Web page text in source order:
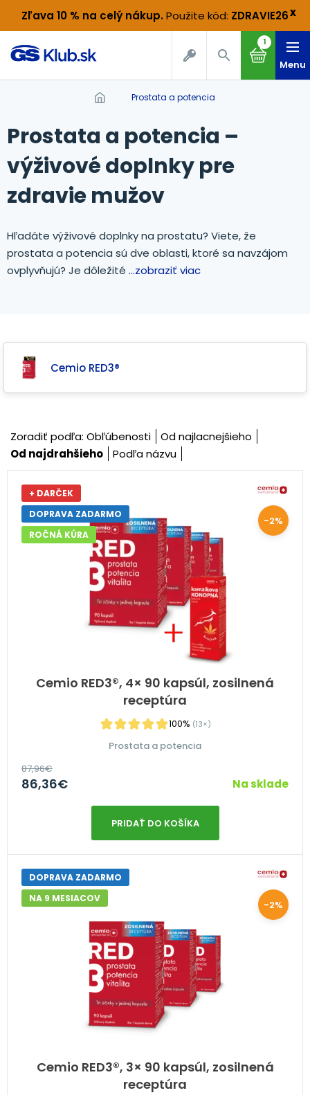
Zľava 10 % na celý nákup. Použite kód: ZDRAVIE26x
1
Menu
Prostata a potencia
Prostata a potencia –
výživové doplnky pre
zdravie mužov
Hľadáte výživové doplnky na prostatu? Viete, že
prostata a potencia sú dve oblasti, ktoré sa navzájom
ovplyvňujú? Je dôležité ...zobraziť viac
Cemio RED3®
Zoradiť podľa: Obľúbenosti
Od najlacnejšieho
Od najdrahšieho
Podľa názvu
Cemio RED3®, 4× 90 kapsúl, zosilnená
receptúra
100% (13×)
+ DARČEK
DOPRAVA ZADARMO
ROČNÁ KÚRA
Prostata a potencia
-2%
87,96€
86,36€ Na sklade
PRIDAŤ DO KOŠÍKA
Cemio RED3®, 3× 90 kapsúl, zosilnená
receptúra
DOPRAVA ZADARMO
NA 9 MESIACOV
-2%